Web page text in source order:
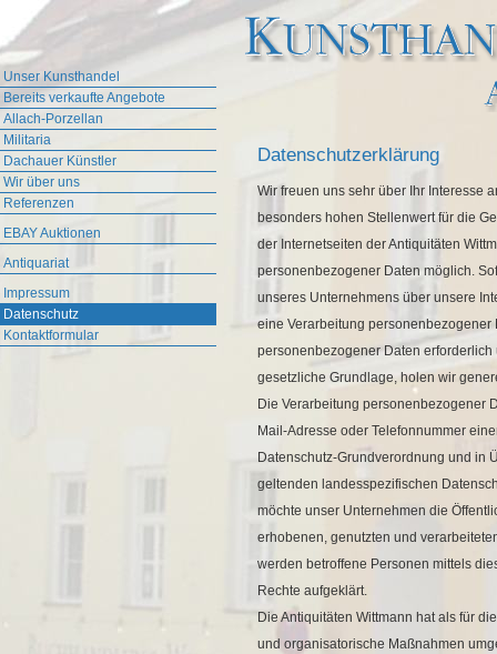
Unser Kunsthandel
Bereits verkaufte Angebote
Allach-Porzellan
Militaria
Dachauer Künstler
Wir über uns
Referenzen
EBAY Auktionen
Antiquariat
Impressum
Datenschutz
Kontaktformular
Datenschutzerklärung
Wir freuen uns sehr über Ihr Interesse
besonders hohen Stellenwert für die
der Internetseiten der Antiquitäten
personenbezogener Daten möglich.
unseres Unternehmens über unsere
eine Verarbeitung
personenbezogener Daten
gesetzliche Grundlage, holen wir
Die Verarbeitung personenbezogener
Mail-Adresse oder Telefonnummer
Datenschutz-Grundverordnung und in
geltenden landesspezifischen
möchte unser Unternehmen die
erhobenen, genutzten und
werden betroffene Personen mittels
Rechte aufgeklärt.
Die Antiquitäten Wittmann hat als für
und organisatorische Maßnahmen